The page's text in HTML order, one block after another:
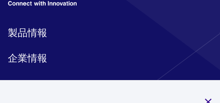
製品情報
企業情報